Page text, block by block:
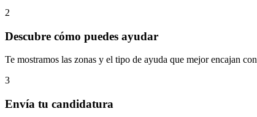
2
Descubre cómo puedes ayudar
Te mostramos las zonas y el tipo de ayuda que mejor encajan
3
Envía tu candidatura